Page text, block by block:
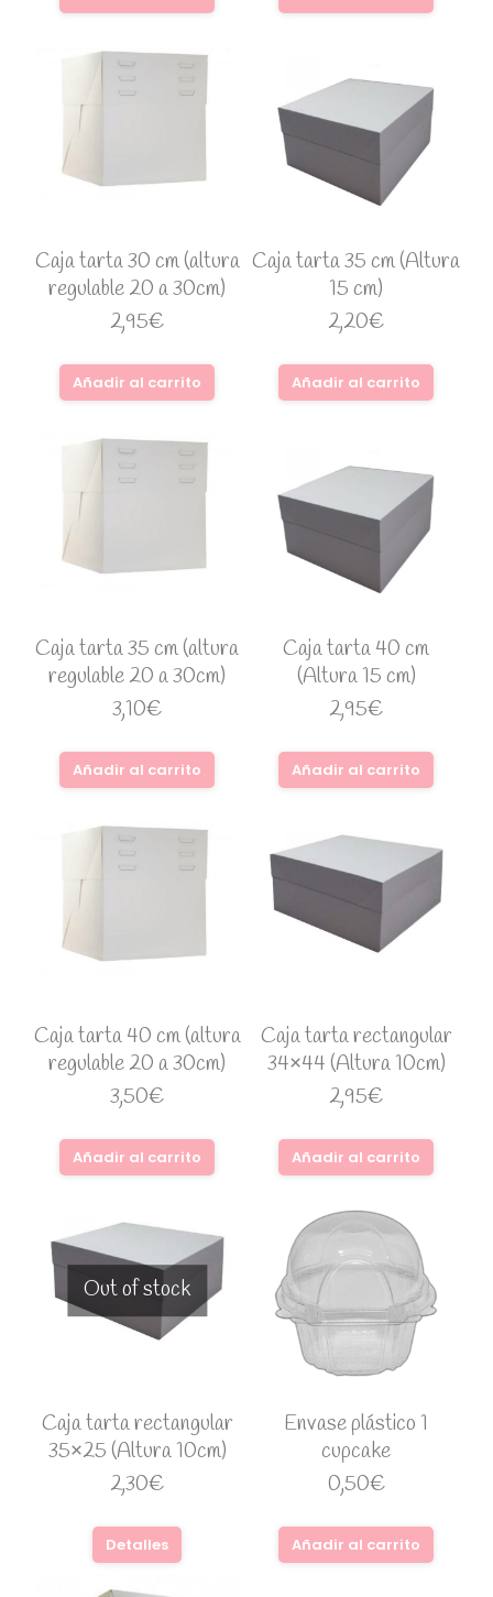
Caja tarta 30 cm (altura
regulable 20 a 30cm)
2,95€
Añadir al carrito
Caja tarta 35 cm (Altura
15 cm)
2,20€
Añadir al carrito
Caja tarta 35 cm (altura
regulable 20 a 30cm)
3,10€
Añadir al carrito
Caja tarta 40 cm
(Altura 15 cm)
2,95€
Añadir al carrito
Caja tarta 40 cm (altura
regulable 20 a 30cm)
3,50€
Añadir al carrito
Caja tarta rectangular
34×44 (Altura 10cm)
2,95€
Añadir al carrito
Out of stock
Caja tarta rectangular
35×25 (Altura 10cm)
2,30€
Detalles
Envase plástico 1
cupcake
0,50€
Añadir al carrito